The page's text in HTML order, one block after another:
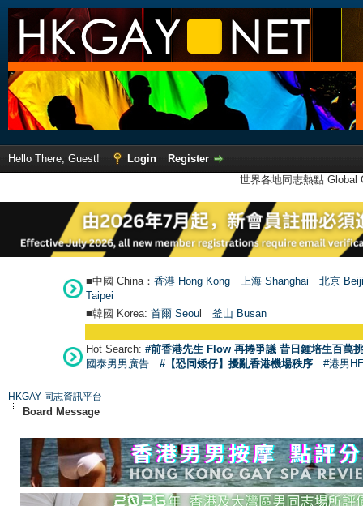
Hello There, Guest! Login
Register
世界各地同志熱點
■中國 China： 香港 Hong Kong 上海 Shanghai
北京
Taipei
■韓國 Korea: 首爾 Seoul 釜山 Busan
Hot Search: #前香港先生 Flow 再捲爭議 昔日鍾培生百萬
國泰男男廣告
#【恐同矮仔】擾亂香港機場秩序 #港男
HKGAY 同志資訊平台
Board Message